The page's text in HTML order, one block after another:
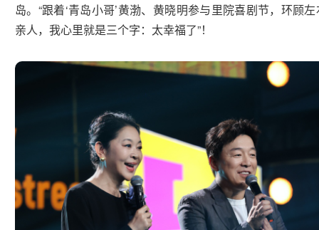
岛。“跟着‘青岛小哥’黄渤、黄晓明参与里院喜剧节，环顾
亲人，我心里就是三个字：太幸福了”！